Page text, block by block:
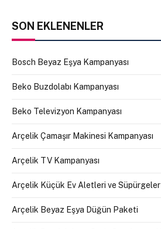
SON EKLENENLER
Bosch Beyaz Eşya Kampanyası
Beko Buzdolabı Kampanyası
Beko Televizyon Kampanyası
Arçelik Çamaşır Makinesi Kampanyası
Arçelik TV Kampanyası
Arçelik Küçük Ev Aletleri ve Süpürgeler
Arçelik Beyaz Eşya Düğün Paketi